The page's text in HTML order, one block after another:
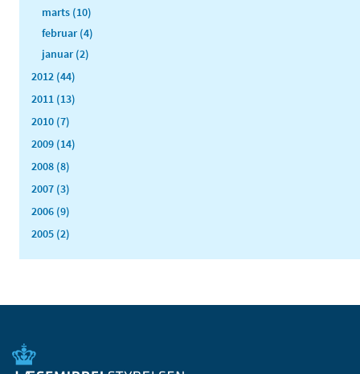
marts (10)
februar (4)
januar (2)
2012 (44)
2011 (13)
2010 (7)
2009 (14)
2008 (8)
2007 (3)
2006 (9)
2005 (2)